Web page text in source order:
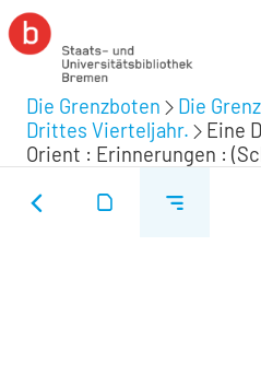
Die Grenzboten Die
Drittes Vierteljahr.
Eine
Orient : Erinnerungen :